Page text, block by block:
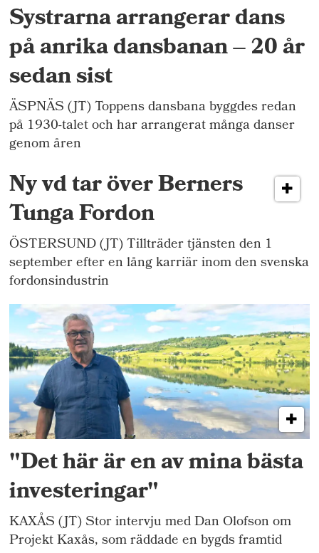
Systrarna arrangerar dans
på anrika dansbanan – 20 år
sedan sist
ÄSPNÄS (JT) Toppens dansbana byggdes redan
på 1930-talet och har arrangerat många danser
genom åren
Ny vd tar över Berners
Tunga Fordon
ÖSTERSUND (JT) Tillträder tjänsten den 1
september efter en lång karriär inom den svenska
fordonsindustrin
"Det här är en av mina bästa
investeringar"
KAXÅS (JT) Stor intervju med Dan Olofson om
Projekt Kaxås, som räddade en bygds framtid